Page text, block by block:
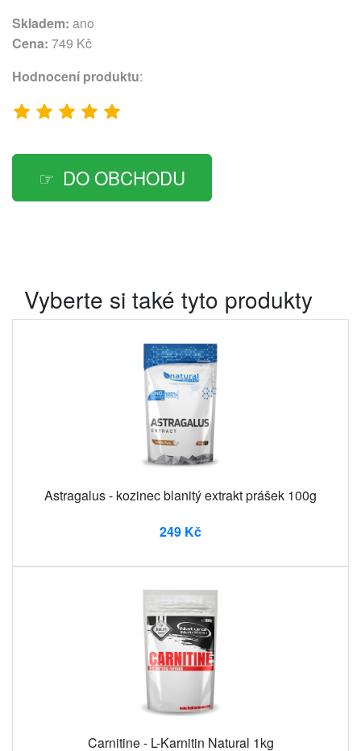
Skladem: ano
Cena: 749 Kč
Hodnocení produktu:
DO OBCHODU
Vyberte si také tyto produkty
Astragalus - kozinec blanitý extrakt prášek 100g
249 Kč
Carnitine - L-Karnitin Natural 1kg